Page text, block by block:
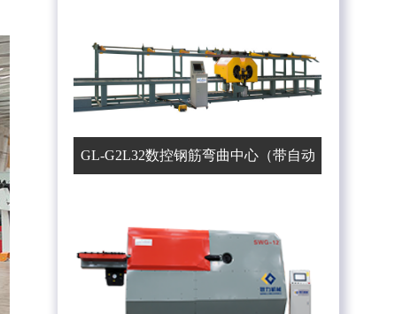
GL-G2L32数控钢筋弯曲中心（带自动